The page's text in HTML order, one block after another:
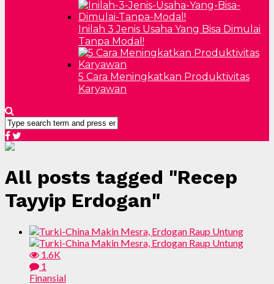
Inilah 3 Jenis Usaha Yang Bisa Dimulai
Tanpa Modal!
5 Cara Meningkatkan Produktivitas
Karyawan
All posts tagged "Recep
Tayyip Erdogan"
1.6K
1
Finansial